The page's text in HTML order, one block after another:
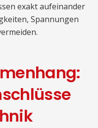
exakt aufeinander
Spannungen